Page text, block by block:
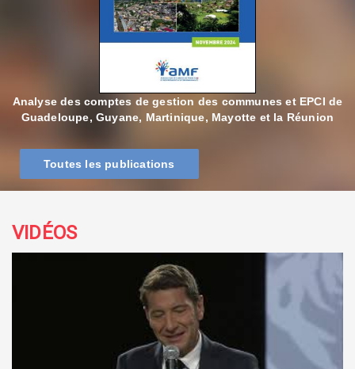
Analyse des comptes de gestion des communes et EPCI de
Guadeloupe, Guyane, Martinique, Mayotte et la Réunion
Toutes les publications
VIDÉOS